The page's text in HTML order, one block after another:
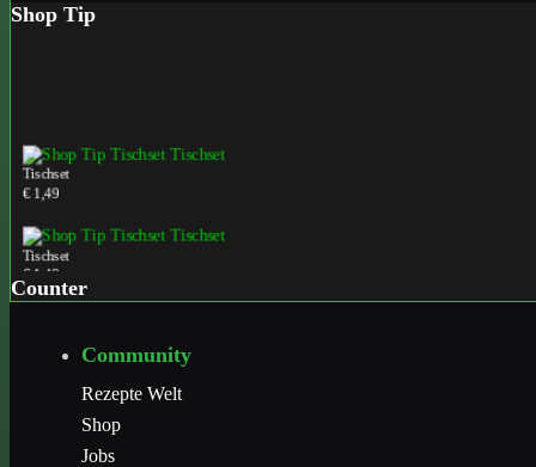
Shop Tip
Tischset
€ 1,49
Tischset
€ 1,49
Counter
Community
Rezepte Welt
Shop
Jobs